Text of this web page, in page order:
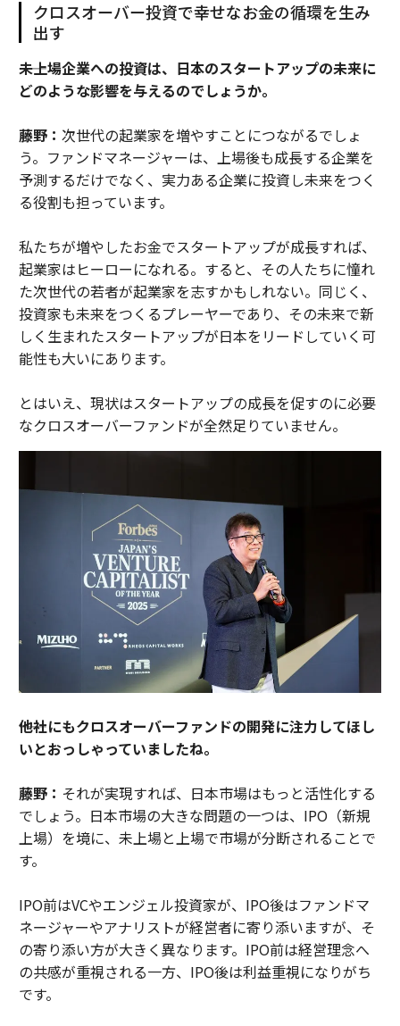
クロスオーバー投資で幸せなお金の循環を生み
出す
――未上場企業への投資は、日本のスタートアップの未来に
どのような影響を与えるのでしょうか。
藤野： 次世代の起業家を増やすことにつながるでしょ
う。ファンドマネージャーは、上場後も成長する企業を
予測するだけでなく、実力ある企業に投資し未来をつく
る役割も担っています。
私たちが増やしたお金でスタートアップが成長すれば、
起業家はヒーローになれる。すると、その人たちに憧れ
た次世代の若者が起業家を志すかもしれない。同じく、
投資家も未来をつくるプレーヤーであり、その未来で新
しく生まれたスタートアップが日本をリードしていく可
能性も大いにあります。
とはいえ、現状はスタートアップの成長を促すのに必要
なクロスオーバーファンドが全然足りていません。
――他社にもクロスオーバーファンドの開発に注力してほし
いとおっしゃっていましたね。
藤野： それが実現すれば、日本市場はもっと活性化する
でしょう。日本市場の大きな問題の一つは、IPO（新規
上場）を境に、未上場と上場で市場が分断されることで
す。
IPO前はVCやエンジェル投資家が、IPO後はファンドマ
ネージャーやアナリストが経営者に寄り添いますが、そ
の寄り添い方が大きく異なります。IPO前は経営理念へ
の共感が重視される一方、IPO後は利益重視になりがち
です。